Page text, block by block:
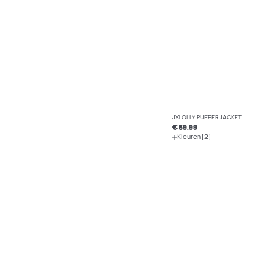
JXLOLLY PUFFER JACKET
€ 69.99
Kleuren (2)